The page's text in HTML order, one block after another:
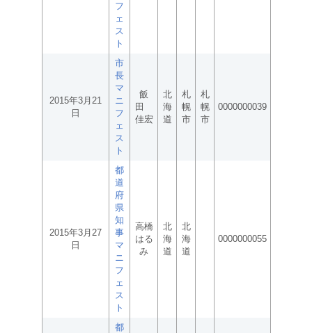
フ
ェ
ス
ト
2015年3月21
日
市
長
マ
ニ
フ
ェ
ス
ト
飯
田
佳宏
北
海
道
札
幌
市
札
幌
市
0000000039
2015年3月27
日
都
道
府
県
知
事
マ
ニ
フ
ェ
ス
ト
高橋
はる
み
北
海
道
北
海
道
0000000055
都